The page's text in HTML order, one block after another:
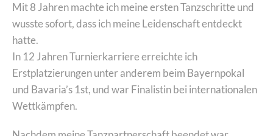
Mit 8 Jahren machte ich meine ersten Tanzschritte und
wusste sofort, dass ich meine Leidenschaft entdeckt
hatte.
In 12 Jahren Turnierkarriere erreichte ich
Erstplatzierungen unter anderem beim Bayernpokal
und Bavaria’s 1st, und war Finalistin bei internationalen
Wettkämpfen.